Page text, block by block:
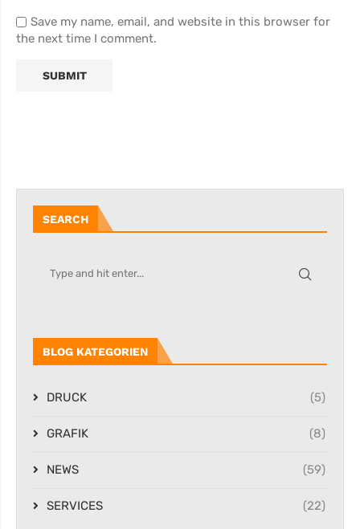
Save my name, email, and website in this browser for
the next time I comment.
SEARCH
BLOG KATEGORIEN
DRUCK (5)
GRAFIK (8)
NEWS (59)
SERVICES (22)